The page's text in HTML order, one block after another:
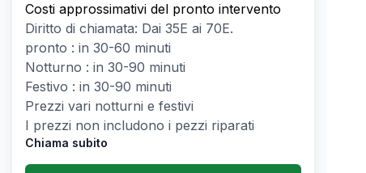
Costi approssimativi del pronto intervento
Diritto di chiamata: Dai 35E ai 70E.
pronto : in 30-60 minuti
Notturno : in 30-90 minuti
Festivo : in 30-90 minuti
Prezzi vari notturni e festivi
I prezzi non includono i pezzi riparati
Chiama subito